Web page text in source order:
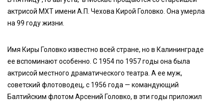
актрисой МХТ имени А.П. Чехова Кирой Головко. Она умерла
на 99 году жизни.
Имя Киры Головко известно всей стране, но в Калининграде
ее вспоминают особенно. С 1954 по 1957 годы она была
актрисой местного драматического театра. А ее муж,
советский флотоводец, с 1956 года — командующий
Балтийским флотом Арсений Головко, в эти годы приложил